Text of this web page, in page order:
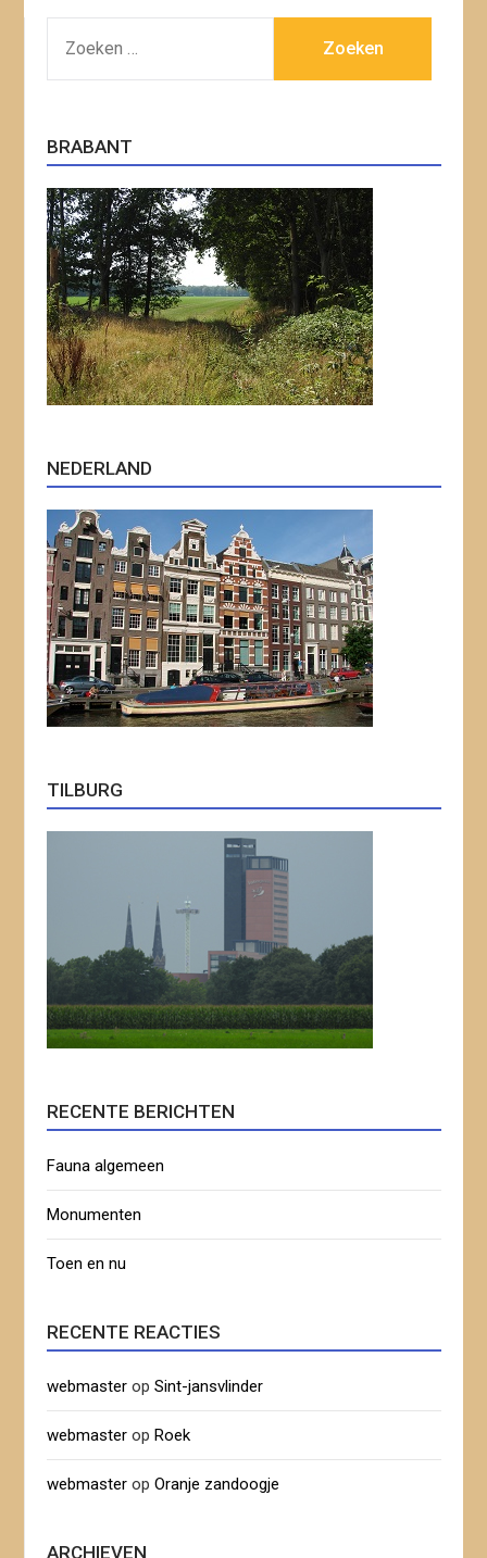
NAAR:
BRABANT
NEDERLAND
TILBURG
RECENTE BERICHTEN
Fauna algemeen
Monumenten
Toen en nu
RECENTE REACTIES
webmaster opSint-jansvlinder
webmaster opRoek
webmaster opOranje zandoogje
ARCHIEVEN